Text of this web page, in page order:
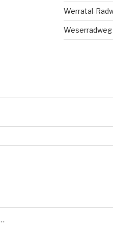
Werratal-
Weserradweg